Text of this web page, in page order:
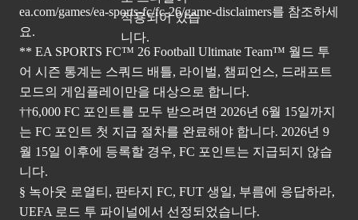
ea.com/games/ea-sports-fc/fc-26/game-disclaimers를 참조하세
요.
** EA SPORTS FC™ 26 Football Ultimate Team™ 월드 투
어 시즌 통계는 스쿼드 배틀, 라이벌, 챔피언스, 드래프트
모드의 게임플레이만을 대상으로 합니다.
††6,000 FC 포인트를 모두 받으려면 2026년 6월 15일까지
는 FC 포인트 첫 지급 절차를 완료해야 합니다. 2026년 9
월 15일 이후에 등록할 경우, FC 포인트는 지급되지 않습
니다.
§ 녹아웃 로열티, 판타지 FC, FUT 생일, 부름에 응답하라,
UEFA 로드 투 파이널에서 선정되었습니다.